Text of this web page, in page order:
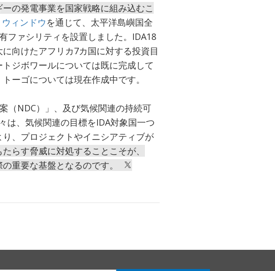
の発電事業を国家戦略に組み込むこ
ィンドウを通じて、太平洋島嶼国全
ファシリティを設置しました。IDA18
向けたアフリカ7カ国に対する投資目
ジボワールについては既に完成して
ーゴについては現在作成中です。
（NDC）」、及び気候関連の持続可
は、気候関連の目標をIDA対象国一つ
、プロジェクトやイニシアティブが
らす脅威に対処することこそが、
重要な基盤となるのです。